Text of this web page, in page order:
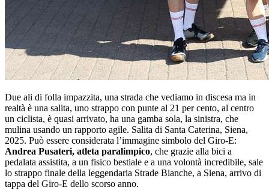
Due ali di folla impazzita, una strada che vediamo in discesa ma in
realtà è una salita, uno strappo con punte al 21 per cento, al centro
un ciclista, è quasi arrivato, ha una gamba sola, la sinistra, che
mulina usando un rapporto agile. Salita di Santa Caterina, Siena,
2025. Può essere considerata l’immagine simbolo del Giro-E:
Andrea Pusateri, atleta paralimpico, che grazie alla bici a
pedalata assistita, a un fisico bestiale e a una volontà incredibile, sale
lo strappo finale della leggendaria Strade Bianche, a Siena, arrivo di
tappa del Giro-E dello scorso anno.